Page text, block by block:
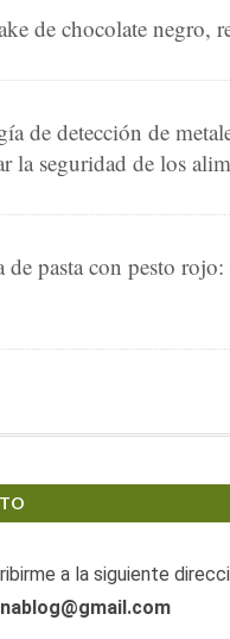
de chocolate negro,
de detección de
la seguridad de los
de pasta con pesto
a la siguiente